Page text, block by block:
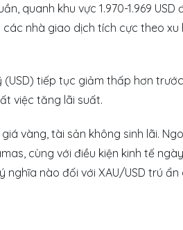
quanh khu vực 1.970-1.969 USD
nhà giao dịch tích cực theo xu
tiếp tục giảm thấp hơn
việc tăng lãi suất.
vàng, tài sản không sinh lãi.
cùng với điều kiện kinh tế
nào đối với XAU/USD trú ẩn